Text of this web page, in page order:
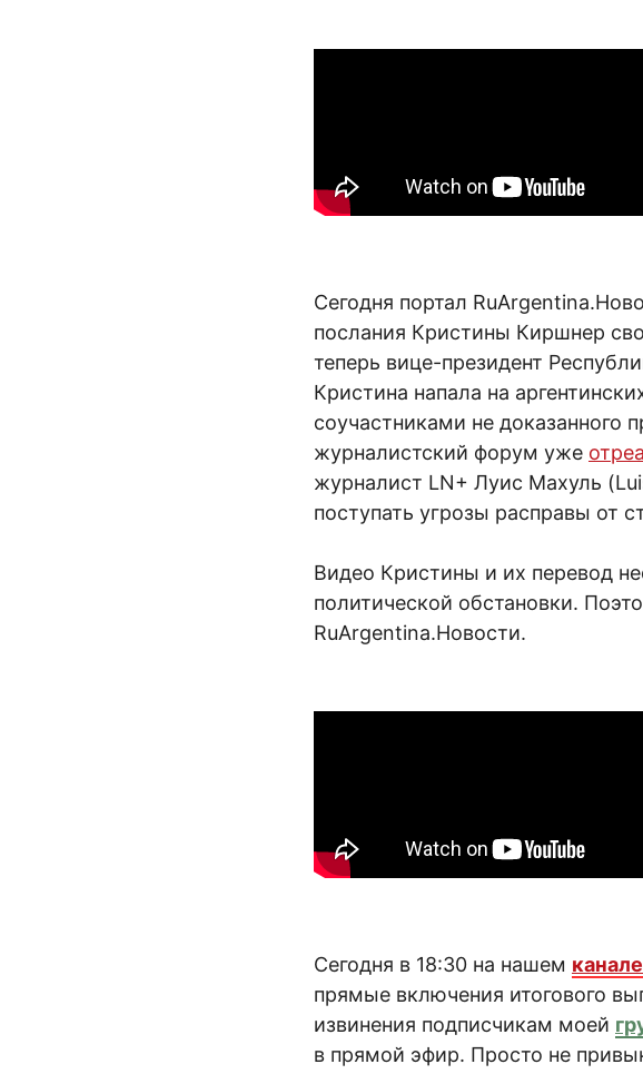
Сегодня портал
послания Кристины Киршнер
теперь вице-президент
Кристина напала на
соучастниками не доказанного
журналистский форум уже
журналист LN+ Луис Махуль
поступать угрозы расправы от
Видео Кристины и их перевод
политической обстановки.
RuArgentina.Новости.
Сегодня в 18:30 на нашем
прямые включения итогового
извинения подписчикам моей
в прямой эфир. Просто не